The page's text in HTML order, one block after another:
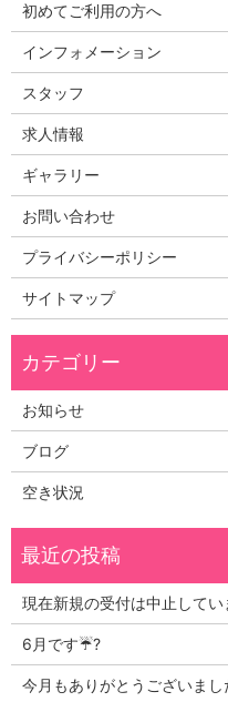
初めてご利用の方へ
インフォメーション
スタッフ
求人情報
ギャラリー
お問い合わせ
プライバシーポリシー
サイトマップ
お知らせ
ブログ
空き状況
現在新規の受付は中止してい
6月です☔?
今月もありがとうございまし